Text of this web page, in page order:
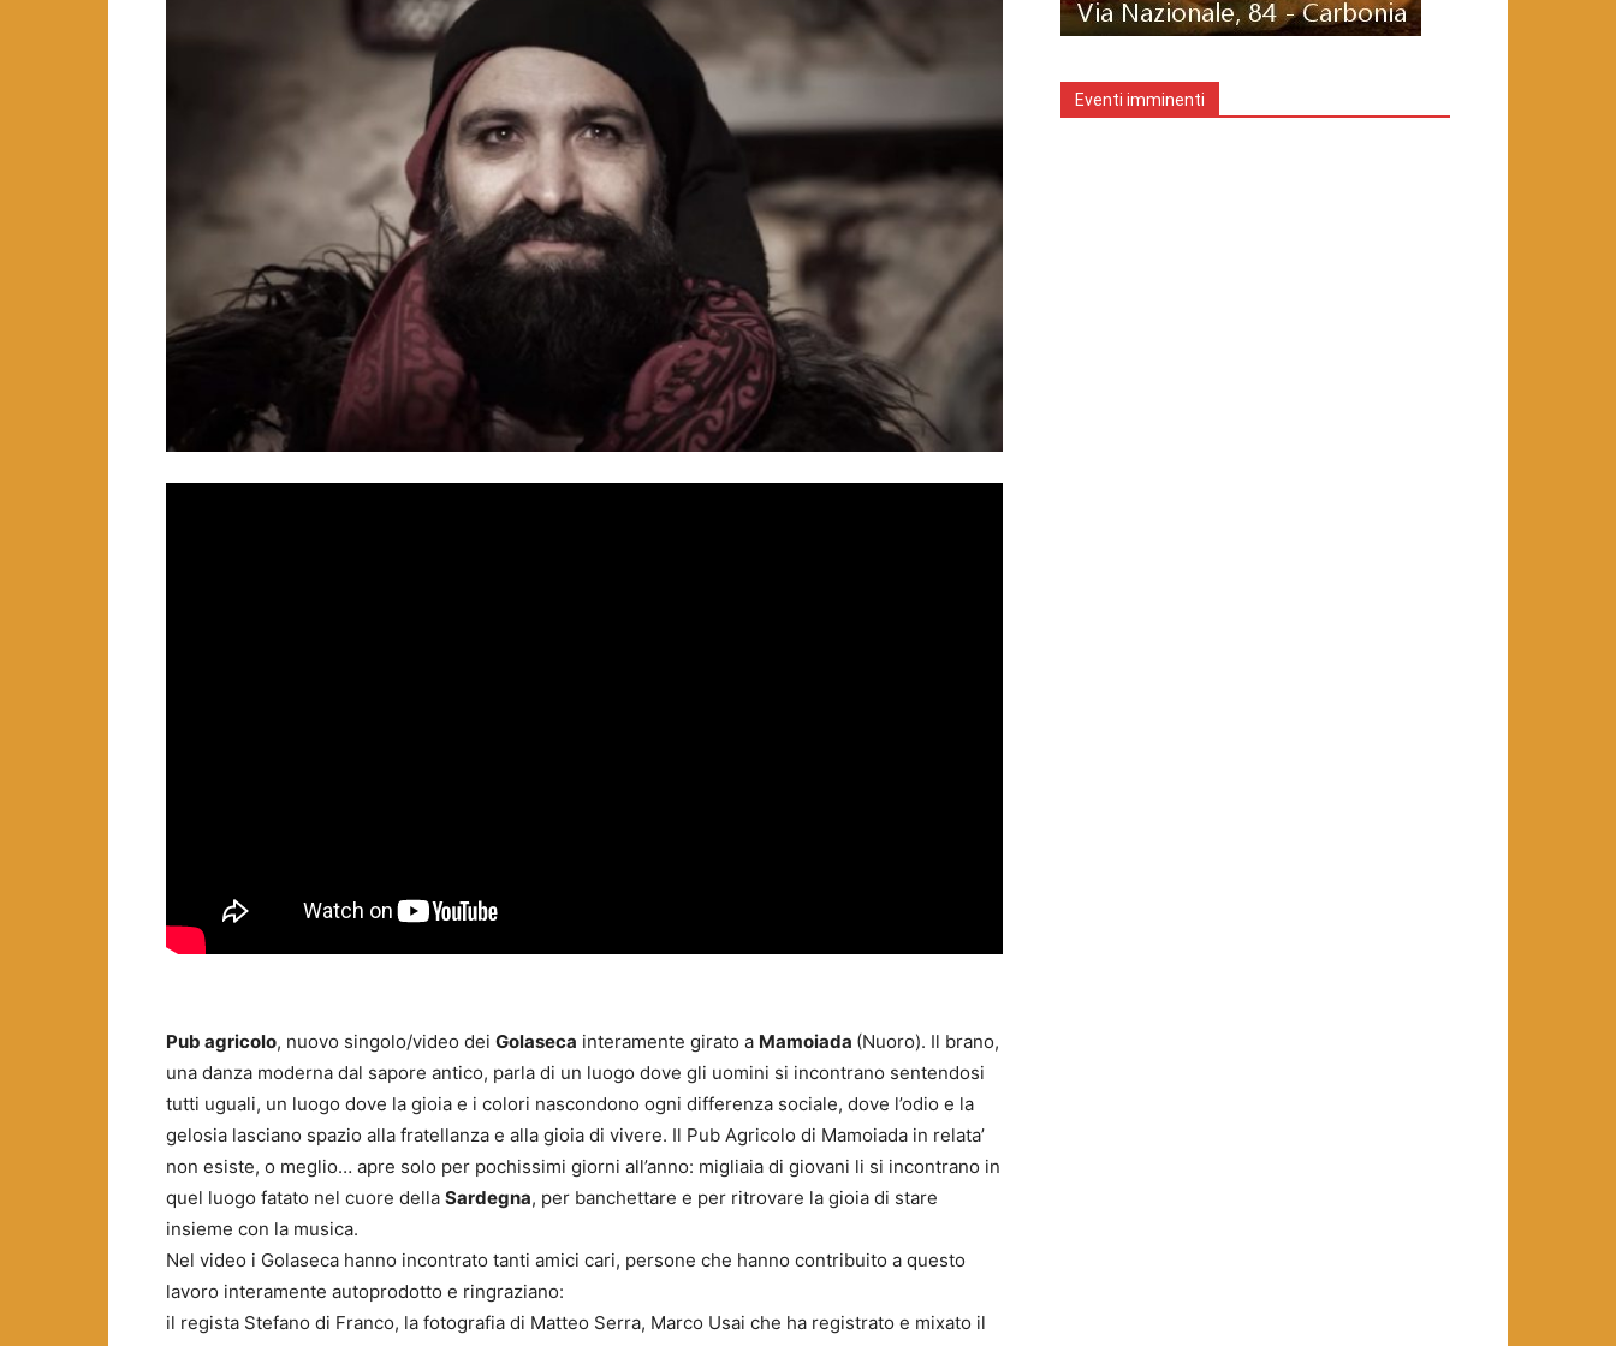
Pub agricolo, nuovo singolo/video dei Golaseca interamente girato a Mamoiada (Nuoro). Il brano,
una danza moderna dal sapore antico, parla di un luogo dove gli uomini si incontrano sentendosi
tutti uguali, un luogo dove la gioia e i colori nascondono ogni differenza sociale, dove l’odio e la
gelosia lasciano spazio alla fratellanza e alla gioia di vivere. Il Pub Agricolo di Mamoiada in relata’
non esiste, o meglio… apre solo per pochissimi giorni all’anno: migliaia di giovani li si incontrano in
quel luogo fatato nel cuore della Sardegna, per banchettare e per ritrovare la gioia di stare
insieme con la musica.
Nel video i Golaseca hanno incontrato tanti amici cari, persone che hanno contribuito a questo
lavoro interamente autoprodotto e ringraziano:
il regista Stefano di Franco, la fotografia di Matteo Serra, Marco Usai che ha registrato e mixato il
Eventi imminenti